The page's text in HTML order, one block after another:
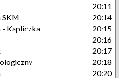
20:11
SKM
20:14
- Kapliczka
20:15
20:16
20:17
20:18
20:20